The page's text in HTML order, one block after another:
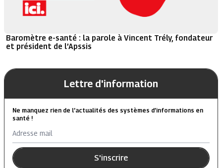
Baromètre e-santé : la parole à Vincent Trély, fondateur
et président de l’Apssis
Lettre d'information
Ne manquez rien de l’actualités des systèmes d’informations en
santé !
Adresse mail
S'inscrire